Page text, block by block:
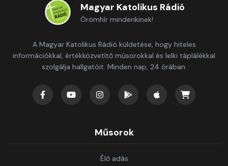
Magyar Katolikus Rádió
Örömhír mindenkinek!
A Magyar Katolikus Rádió küldetése, hogy hiteles
információkkal, értékközvetítő műsorokkal és lelki táplálékkal
szolgálja hallgatóit. Minden nap, 24 órában.
Műsorok
Élő adás